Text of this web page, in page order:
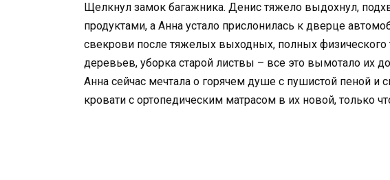
Щелкнул замок багажника. Денис тяжело выдохнул,
продуктами, а Анна устало прислонилась к дверце
свекрови после тяжелых выходных, полных физического
деревьев, уборка старой листвы – все это вымотало их
Анна сейчас мечтала о горячем душе с пушистой пеной и
кровати с ортопедическим матрасом в их новой, только